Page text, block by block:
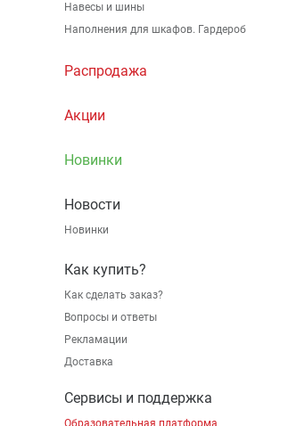
Навесы и шины
Наполнения для шкафов. Гардероб
Распродажа
Акции
Новинки
Новости
Новинки
Как купить?
Как сделать заказ?
Вопросы и ответы
Рекламации
Доставка
Сервисы и поддержка
Образовательная платформа